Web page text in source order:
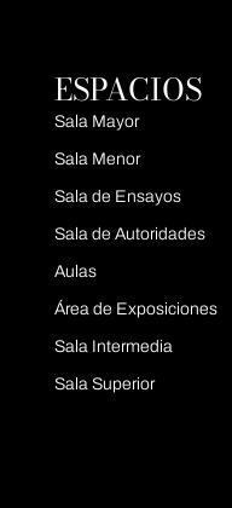
ESPACIOS
Sala Mayor
Sala Menor
Sala de Ensayos
Sala de Autoridades
Aulas
Área de Exposiciones
Sala Intermedia
Sala Superior